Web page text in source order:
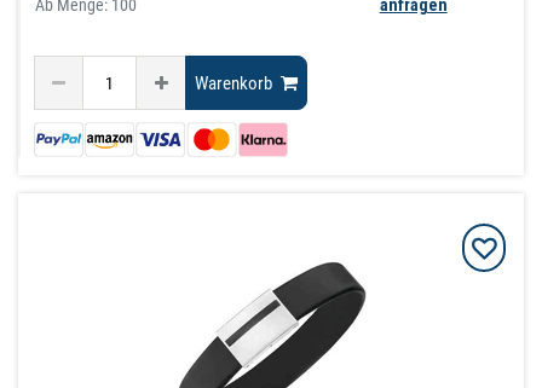
Ab Menge: 100
anfragen
Warenkorb